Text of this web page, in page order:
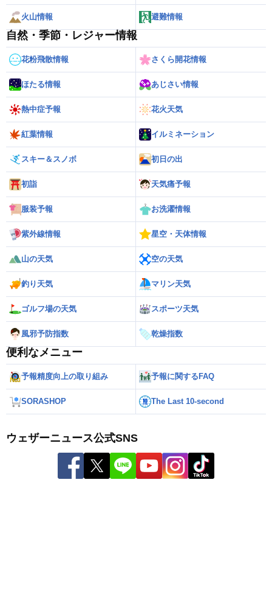
火山情報 避難情報
自然・季節・レジャー情報
花粉飛散情報 さくら開花情報
ほたる情報 あじさい情報
熱中症予報 花火天気
紅葉情報 イルミネーション
スキー＆スノボ 初日の出
初詣 天気痛予報
服装予報 お洗濯情報
紫外線情報 星空・天体情報
山の天気 空の天気
釣り天気 マリン天気
ゴルフ場の天気 スポーツ天気
風邪予防指数 乾燥指数
便利なメニュー
予報精度向上の取り組み 予報に関するFAQ
SORASHOP The Last 10-second
ウェザーニュース公式SNS